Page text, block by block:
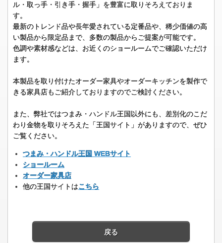
ル・取っ手・引き手・握手」を豊富に取りそろえておりま
す。
最新のトレンド品や長年愛されている定番品や、稀少価値の高
い製品から限定品まで、多数の製品からご提案が可能です。
色調や素材感などは、お近くのショールームでご確認いただけ
ます。
本製品を取り付けたオーダー家具やオーダーキッチンを製作で
きる家具店もご紹介しておりますのでご検討ください。
また、弊社ではつまみ・ハンドル王国以外にも、差別化のこだ
わり金物を取りそろえた「王国サイト」がありますので、ぜひ
ご覧ください。
つまみ・ハンドル王国 WEBサイト
ショールーム
オーダー家具店
他の王国サイトはこちら
戻る